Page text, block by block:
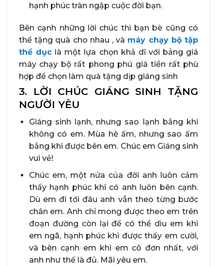
hạnh phúc tràn ngập cuộc đời bạn.
Bên cạnh những lời chúc thì bạn bè cũng có
thể tặng quà cho nhau , và máy chạy bộ tập
thể dục là một lựa chọn khả dĩ với bảng giá
máy chạy bộ rất phong phú giá tiền rất phù
hợp để chọn làm quà tặng dịp giáng sinh
3. LỜI CHÚC GIÁNG SINH TẶNG
NGƯỜI YÊU
Giáng sinh lạnh, nhưng sao lạnh bằng khi
không có em. Mùa hè ấm, nhưng sao ấm
bằng khi được bên em. Chúc em Giáng sinh
vui vẻ!
Chúc em, một nửa của đời anh luôn cảm
thấy hạnh phúc khi có anh luôn bên cạnh.
Dù em đi tới đâu anh vẫn theo từng bước
chân em. Anh chỉ mong được theo em trên
đoạn đường còn lại để có thể dìu em khi
em ngã, hạnh phúc khi được thấy em cười,
và bên cạnh em khi em cô đơn nhất, với
anh như thế là đủ. Mãi yêu em.